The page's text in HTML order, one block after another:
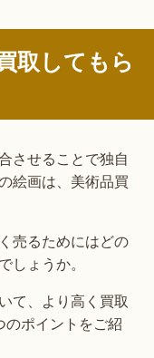
取してもら
させることで独自
絵画は、美術品買
売るためにはどの
しょうか。
て、より高く買取
のポイントをご紹